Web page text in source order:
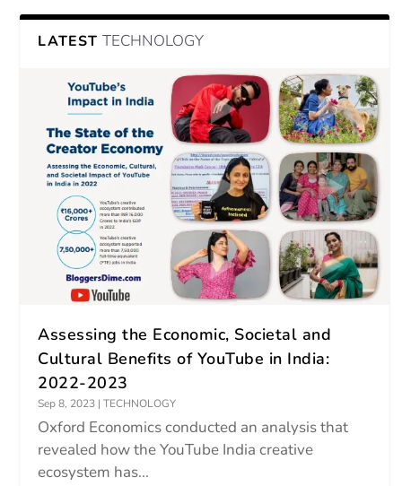
LATEST TECHNOLOGY
Assessing the Economic, Societal and
Cultural Benefits of YouTube in India:
2022-2023
Sep 8, 2023 |TECHNOLOGY
Oxford Economics conducted an analysis that
revealed how the YouTube India creative
ecosystem has...